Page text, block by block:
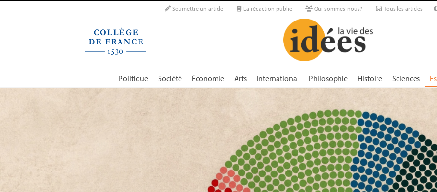
Soumettre un article La rédaction publie Qui sommes-nous? Tous les articles
Politique Société Économie Arts International Philosophie Histoire Sciences